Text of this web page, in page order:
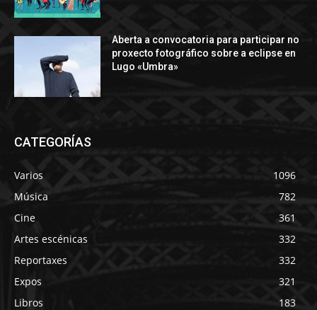
Aberta a convocatoria para participar no
proxecto fotográfico sobre a eclipse en
Lugo «Umbra»
CATEGORÍAS
Varios
1096
Música
782
Cine
361
Artes escénicas
332
Reportaxes
332
Expos
321
Libros
183